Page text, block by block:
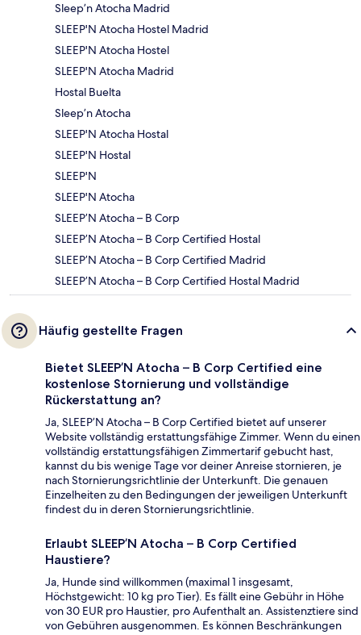
Sleep’n Atocha Madrid
SLEEP'N Atocha Hostel Madrid
SLEEP'N Atocha Hostel
SLEEP'N Atocha Madrid
Hostal Buelta
Sleep’n Atocha
SLEEP'N Atocha Hostal
SLEEP'N Hostal
SLEEP'N
SLEEP'N Atocha
SLEEP’N Atocha – B Corp
SLEEP’N Atocha – B Corp Certified Hostal
SLEEP’N Atocha – B Corp Certified Madrid
SLEEP’N Atocha – B Corp Certified Hostal Madrid
Häufig gestellte Fragen
Bietet SLEEP’N Atocha – B Corp Certified eine
kostenlose Stornierung und vollständige
Rückerstattung an?
Ja, SLEEP’N Atocha – B Corp Certified bietet auf unserer
Website vollständig erstattungsfähige Zimmer. Wenn du einen
vollständig erstattungsfähigen Zimmertarif gebucht hast,
kannst du bis wenige Tage vor deiner Anreise stornieren, je
nach Stornierungsrichtlinie der Unterkunft. Die genauen
Einzelheiten zu den Bedingungen der jeweiligen Unterkunft
findest du in deren Stornierungsrichtlinie.
Erlaubt SLEEP’N Atocha – B Corp Certified
Haustiere?
Ja, Hunde sind willkommen (maximal 1 insgesamt,
Höchstgewicht: 10 kg pro Tier). Es fällt eine Gebühr in Höhe
von 30 EUR pro Haustier, pro Aufenthalt an. Assistenztiere sind
von Gebühren ausgenommen. Es können Beschränkungen